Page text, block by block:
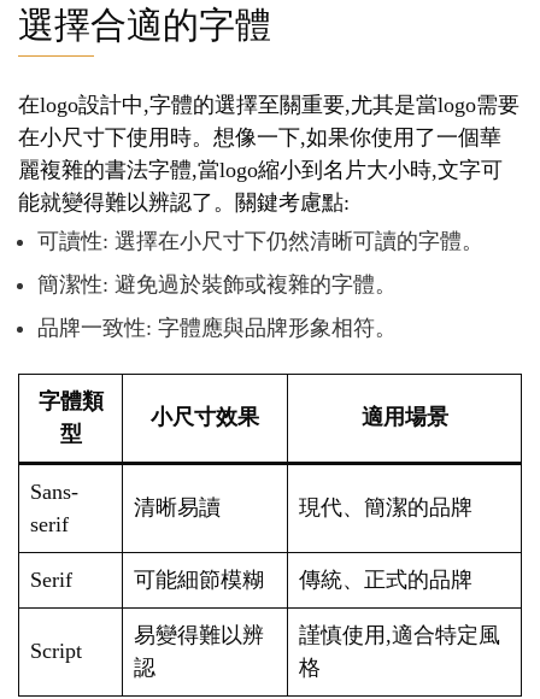
選擇合適的字體
在logo設計中,字體的選擇至關重要,尤其是當logo需要
在小尺寸下使用時。想像一下,如果你使用了一個華
麗複雜的書法字體,當logo縮小到名片大小時,文字可
能就變得難以辨認了。關鍵考慮點:
可讀性: 選擇在小尺寸下仍然清晰可讀的字體。
簡潔性: 避免過於裝飾或複雜的字體。
品牌一致性: 字體應與品牌形象相符。
字體類
型
小尺寸效果 適用場景
Sans-
serif
清晰易讀 現代、簡潔的品牌
Serif 可能細節模糊 傳統、正式的品牌
Script
易變得難以辨
認
謹慎使用,適合特定風
格